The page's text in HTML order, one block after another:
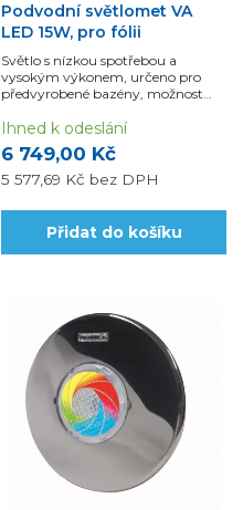
Podvodní světlomet VA
LED 15W, pro fólii
Světlo s nízkou spotřebou a
vysokým výkonem, určeno pro
předvyrobené bazény, možnost
6 749,00 Kč
5 577,69 Kč bez DPH
Ihned k odeslání
Přidat do košíku